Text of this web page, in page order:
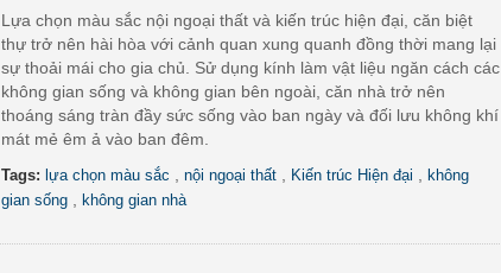
Lựa chọn màu sắc nội ngoại thất và kiến trúc hiện đại, căn biệt
thự trở nên hài hòa với cảnh quan xung quanh đồng thời mang lại
sự thoải mái cho gia chủ. Sử dụng kính làm vật liệu ngăn cách các
không gian sống và không gian bên ngoài, căn nhà trở nên
thoáng sáng tràn đầy sức sống vào ban ngày và đối lưu không khí
mát mẻ êm ả vào ban đêm.
Tags: lựa chọn màu sắc nội ngoại thất Kiến trúc Hiện đại
không
gian sống
không gian nhà